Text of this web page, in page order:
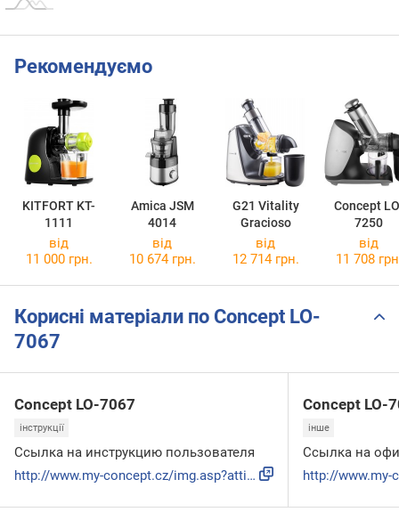
Рекомендуємо
KITFORT KT-
1111
Amica JSM
4014
G21 Vitality
Gracioso
Concept
7250
від
11 000 грн.
від
10 674 грн.
від
12 714 грн.
від
11 708
Корисні матеріали по Concept LO-
7067
Concept LO-7067
інструкції
Ссылка на инструкцию пользователя
http://www.my-concept.cz/img.asp?attid=554546
Concept LO-
інше
Ссылка на